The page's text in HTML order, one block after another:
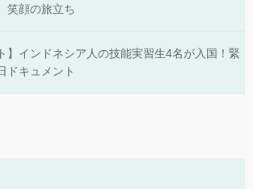
笑顔の旅立ち
】インドネシア人の技能実習生4名が入国！緊
ドキュメント